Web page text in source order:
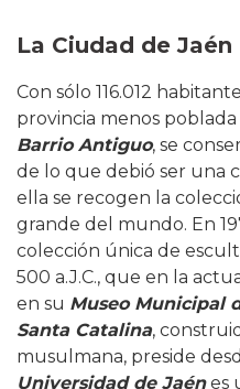
La Ciudad de Jaén
Con sólo 116.012
provincia menos
Barrio Antiguo, se
de lo que debió ser una
ella se recogen la
grande del mundo. En
colección única de
500 a.J.C., que en la
en su Museo Municipal
Santa Catalina,
musulmana, preside
Universidad de Jaénes